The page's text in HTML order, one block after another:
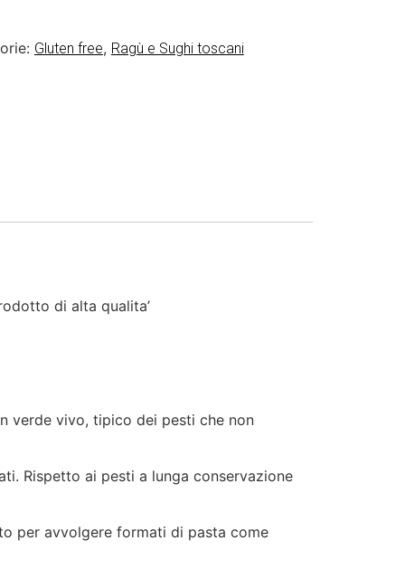
Gluten free, Ragù e Sughi toscani
di alta qualita’
verde vivo, tipico dei pesti che non
Rispetto ai pesti a lunga conservazione
per avvolgere formati di pasta come